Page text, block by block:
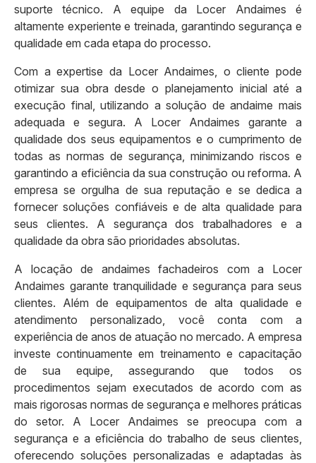
suporte técnico. A equipe da Locer Andaimes é
altamente experiente e treinada, garantindo segurança e
qualidade em cada etapa do processo.
Com a expertise da Locer Andaimes, o cliente pode
otimizar sua obra desde o planejamento inicial até a
execução final, utilizando a solução de andaime mais
adequada e segura. A Locer Andaimes garante a
qualidade dos seus equipamentos e o cumprimento de
todas as normas de segurança, minimizando riscos e
garantindo a eficiência da sua construção ou reforma. A
empresa se orgulha de sua reputação e se dedica a
fornecer soluções confiáveis e de alta qualidade para
seus clientes. A segurança dos trabalhadores e a
qualidade da obra são prioridades absolutas.
A locação de andaimes fachadeiros com a Locer
Andaimes garante tranquilidade e segurança para seus
clientes. Além de equipamentos de alta qualidade e
atendimento personalizado, você conta com a
experiência de anos de atuação no mercado. A empresa
investe continuamente em treinamento e capacitação
de sua equipe, assegurando que todos os
procedimentos sejam executados de acordo com as
mais rigorosas normas de segurança e melhores práticas
do setor. A Locer Andaimes se preocupa com a
segurança e a eficiência do trabalho de seus clientes,
oferecendo soluções personalizadas e adaptadas às